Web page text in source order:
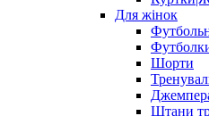
Для жінок
Шорти
Штани